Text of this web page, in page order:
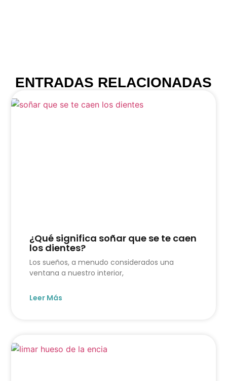
ENTRADAS RELACIONADAS
¿Qué significa soñar que se te caen
los dientes?
Los sueños, a menudo considerados una
ventana a nuestro interior,
Leer Más